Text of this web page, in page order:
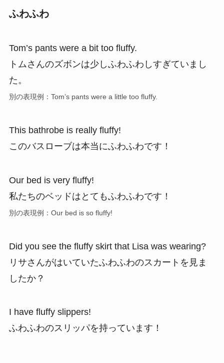
ふわふわ
Tom’s pants were a bit too fluffy.
トムさんのズボンは少しふわふわしすぎていまし
た。
別の表現例：Tom’s pants were a little too fluffy.
This bathrobe is really fluffy!
このバスローブは本当にふわふわです！
Our bed is very fluffy!
私たちのベッドはとてもふわふわです！
別の表現例：Our bed is so fluffy!
Did you see the fluffy skirt that Lisa was wearing?
リサさんがはいていたふわふわのスカートを見ま
したか？
I have fluffy slippers!
ふわふわのスリッパを持っています！